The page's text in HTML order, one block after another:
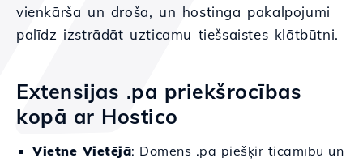
vienkārša un droša, un hostinga pakalpojumi
palīdz izstrādāt uzticamu tiešsaistes klātbūtni.
Extensijas .pa priekšrocības
kopā ar Hostico
Vietne Vietējā: Domēns .pa piešķir ticamību un